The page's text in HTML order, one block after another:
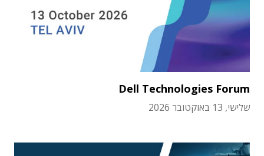
Dell Technologies Forum
שלישי, 13 באוקטובר 2026